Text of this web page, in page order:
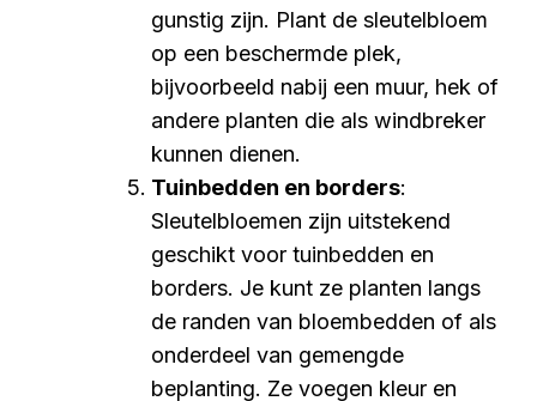
gunstig zijn. Plant de sleutelbloem
op een beschermde plek,
bijvoorbeeld nabij een muur, hek of
andere planten die als windbreker
kunnen dienen.
Tuinbedden en borders:
Sleutelbloemen zijn uitstekend
geschikt voor tuinbedden en
borders. Je kunt ze planten langs
de randen van bloembedden of als
onderdeel van gemengde
beplanting. Ze voegen kleur en